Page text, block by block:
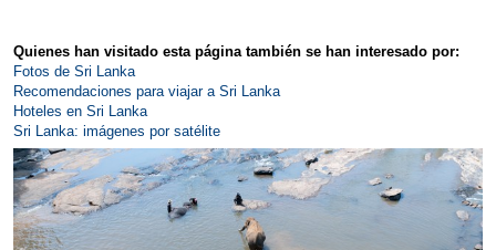
Quienes han visitado esta página también se han interesado por:
Fotos de Sri Lanka
Recomendaciones para viajar a Sri Lanka
Hoteles en Sri Lanka
Sri Lanka: imágenes por satélite